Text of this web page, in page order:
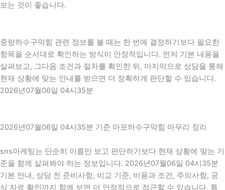
보는 것이 좋습니다.
중랑하수구막힘 관련 정보를 볼 때는 한 번에 결정하기보다 필요한
항목을 순서대로 확인하는 방식이 안정적입니다. 먼저 기본 내용을
살펴보고, 그다음 조건과 절차를 확인한 뒤, 마지막으로 상담을 통해
현재 상황에 맞는 안내를 받으면 더 정확하게 판단할 수 있습니다.
2026년07월06일 04시35분
2026년07월06일 04시35분 기준 마포하수구막힘 마무리 정리
sns마케팅는 단순히 이름만 보고 판단하기보다 현재 상황에 맞는 기
준을 함께 살펴봐야 하는 정보입니다. 2026년07월06일 04시35분
기본 안내, 상담 전 준비사항, 비교 기준, 비용과 조건, 주의사항, 공
식 자료 확인까지 함께 보면 더 안정적으로 접근할 수 있습니다. 특